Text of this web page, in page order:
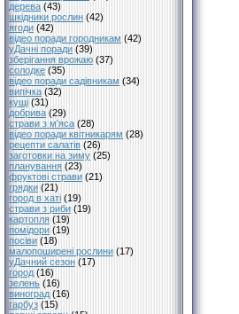
дерева (43)
шкідники рослин (42)
ягоди (42)
відео поради городникам (42)
уДачні поради (39)
зберігання врожаю (37)
солодке (35)
відео поради садівникам (34)
випічка (32)
кущі (31)
добрива (29)
страви з м'яса (28)
відео поради квітникарям (28)
рецепти салатів (26)
заготовки на зиму (25)
планування (23)
фруктові страви (21)
грядки (21)
город в хаті (19)
страви з риби (19)
картопля (19)
помідори (19)
посіви (18)
малопоширені рослини (17)
уДачний сезон (17)
город (16)
зелень (16)
виноград (16)
гарбуз (15)